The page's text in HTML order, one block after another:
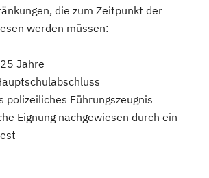
die zum Zeitpunkt der
werden müssen:
Jahre
polizeiliches Führungszeugnis
Eignung nachgewiesen durch ein